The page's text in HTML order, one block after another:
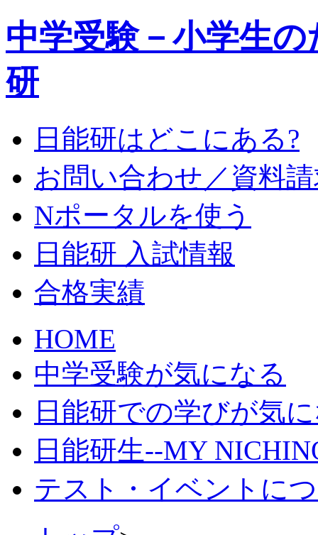
中学受験－小学生
研
日能研はどこにある?
お問い合わせ／資料
Nポータルを使う
日能研 入試情報
合格実績
HOME
中学受験が気になる
日能研での学びが気
日能研生--MY
テスト・イベントに